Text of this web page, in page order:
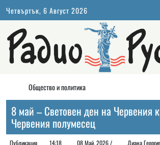
Четвъртък, 6 Август 2026
Общество и политика
8 май – Световен ден на Червения
Червения полумесец
Публикация 14:18 08 Май, 2026 / Диана